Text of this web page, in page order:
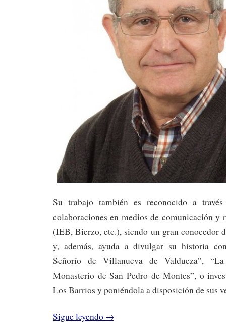
Su trabajo también es reconocido a
colaboraciones en medios de comunicación y
(IEB, Bierzo, etc.), siendo un gran conocedor
y, además, ayuda a divulgar su historia
Señorío de Villanueva de Valdueza”,
Monasterio de San Pedro de Montes”, o
Los Barrios y poniéndola a disposición de sus
Sigue leyendo →